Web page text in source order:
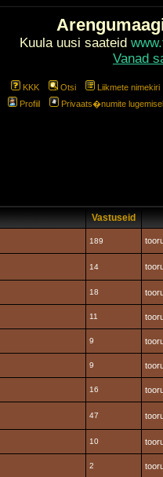
Kuula uusi saateid
Vanad
KKK Otsi Liikmete nimekiri
Profiil
Privaats�numite
Vastuseid
189
14
18
11
9
9
16
47
10
2